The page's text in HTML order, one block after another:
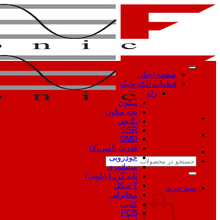
Skip
جستجو
سبد خرید
صفحه اصلی
قطعات الکترونیک
رله
میلون
بچه میلون
پکیجی
SSR
SMD
قدرت (آمپربالا)
خودرویی
مینیاتوری
پایه گرد (تابلویی)
T شکل
مخابراتی
کتابی
PCB